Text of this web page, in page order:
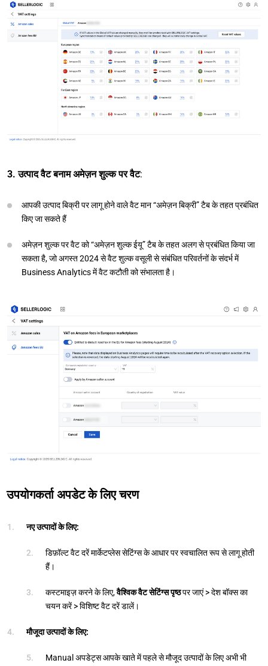
3. उत्पाद वैट बनाम अमेज़न शुल्क पर वैट:
आपकी उत्पाद बिक्री पर लागू होने वाले वैट मान “अमेज़न बिक्री” टैब के तहत प्रबंधित
किए जा सकते हैं
अमेज़न शुल्क पर वैट को “अमेज़न शुल्क ईयू” टैब के तहत अलग से प्रबंधित किया जा
सकता है, जो अगस्त 2024 से वैट शुल्क वसूली से संबंधित परिवर्तनों के संदर्भ में
Business Analytics में वैट कटौती को संभालता है।
उपयोगकर्ता अपडेट के लिए चरण
नए उत्पादों के लिए:
डिफ़ॉल्ट वैट दरें मार्केटप्लेस सेटिंग्स के आधार पर स्वचालित रूप से लागू होती
हैं।
कस्टमाइज़ करने के लिए,वैश्विक वैट सेटिंग्स पृष्ठपर जाएं > देश बॉक्स का
चयन करें > विशिष्ट वैट दरें डालें।
मौजूदा उत्पादों के लिए:
Manual अपडेट्स आपके खाते में पहले से मौजूद उत्पादों के लिए अभी भी